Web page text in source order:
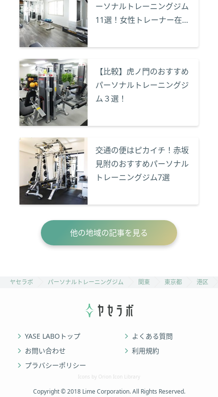
ーソナルトレーニングジム
11選！女性トレーナー在籍
介！
【比較】虎ノ門のおすすめ
パーソナルトレーニングジ
ム３選！
交通の便はピカイチ！赤坂
見附のおすすめパーソナル
トレーニングジム7選
他の地域の記事を見る
ヤセラボ パーソナルトレーニングジム 関東 東京都 港区
YASE LABOトップ
よくある質問
お問い合わせ
利用規約
プラバシーポリシー
Icons by Orion Icon Library
Copyright © 2018 Lime Corporation. All Rights Reserved.